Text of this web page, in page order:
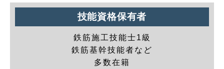
技能資格保有者
鉄筋施工技能士1級
鉄筋基幹技能者など
多数在籍